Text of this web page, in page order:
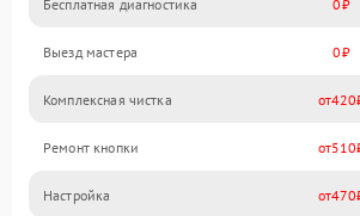
Бесплатная диагностика 0
Выезд мастера 0
Комплексная чистка 420
Ремонт кнопки 510
Настройка 470